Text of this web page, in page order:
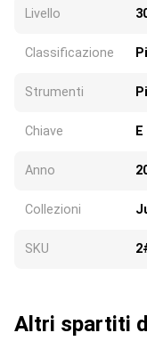
Livello
Classificazione
Strumenti
Chiave
Anno
Collezioni
SKU
Altri spartiti